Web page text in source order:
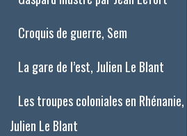
Croquis de guerre, Sem
La gare de l’est, Julien Le Blant
Les troupes coloniales en Rhénanie,
Julien Le Blant